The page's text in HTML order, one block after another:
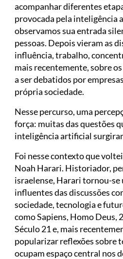
acompanhar diferentes
provocada pela inteligência
observamos sua entrada
pessoas. Depois vieram as
influência, trabalho,
mais recentemente, sobre
a ser debatidos por
própria sociedade.
Nesse percurso, uma
força: muitas das questões
inteligência artificial
Foi nesse contexto que
Noah Harari. Historiador,
israelense, Harari tornou-se
influentes das discussões
sociedade, tecnologia e
como Sapiens, Homo Deus,
Século 21 e, mais
popularizar reflexões sobre
ocupam espaço central nos